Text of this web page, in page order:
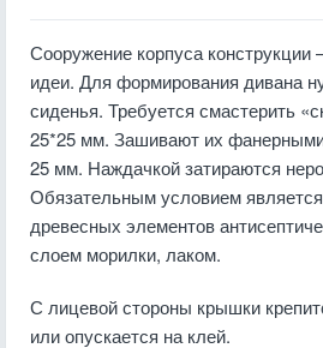
Сооружение корпуса конструкции
идеи. Для формирования дивана
сиденья. Требуется смастерить
25*25 мм. Зашивают их
25 мм. Наждачкой затираются
Обязательным условием
древесных элементов
слоем морилки, лаком.
С лицевой стороны крышки
или опускается на клей.